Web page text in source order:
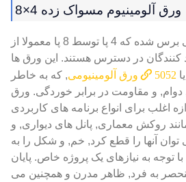
ورق آلومینیوم مسواک زده 4×8
ورق های آلومینیومی برس شده که 4 پا توسط 8 پا معمولا از
کنندگان در دسترس هستند. این ورق ها
5052 ورق آلومینیومی
, که به خاطر
و مقاومت در برابر خوردگی. ورق
اغلب برای انواع برنامه های کاربردی
روکش معماری, پانل های دیواری, و
توان آنها را قطع کرد, خم, و شکل را به
با توجه به نیازهای یک پروژه خاص. پایان
به فرد, ظاهر مدرن و همچنین می